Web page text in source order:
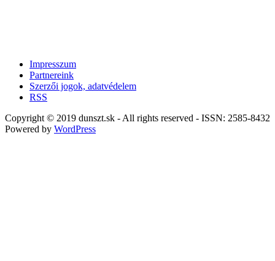
Impresszum
Partnereink
Szerzői jogok, adatvédelem
RSS
Copyright © 2019 dunszt.sk - All rights reserved - ISSN: 2585-8432
Powered by WordPress